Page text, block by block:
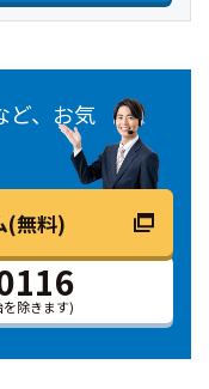
ど、お気
除きます)
(無料)